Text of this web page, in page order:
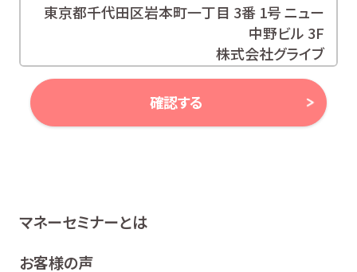
東京都千代田区岩本町一丁目 3番 1号 ニュー
中野ビル 3F
株式会社グライブ
代表取締役 安田 潔
当社は、お客様の個人情報及び個人番号（以下「個人情報
当社は、個人情報等の保護に関する関係諸法令、ガイドラ
イン及び、所属金融商品取引業者の社内規程並びにこの
確認する
マネーセミナーとは
お客様の声